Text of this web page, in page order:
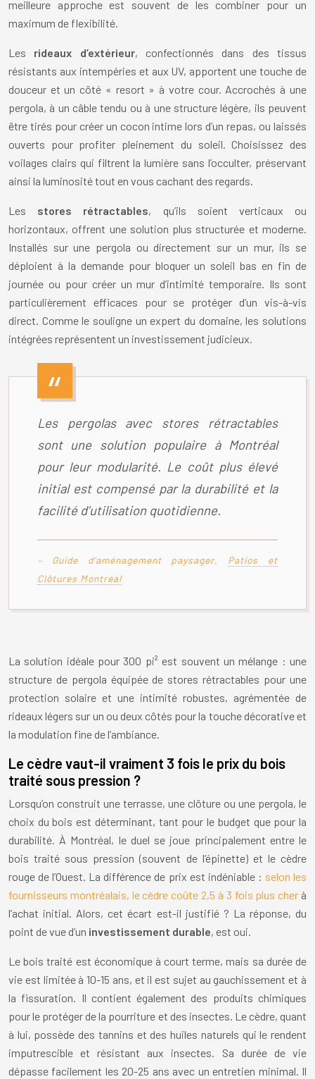
meilleure approche est souvent de les combiner pour un
maximum de flexibilité.
Les rideaux d’extérieur, confectionnés dans des tissus
résistants aux intempéries et aux UV, apportent une touche de
douceur et un côté « resort » à votre cour. Accrochés à une
pergola, à un câble tendu ou à une structure légère, ils peuvent
être tirés pour créer un cocon intime lors d’un repas, ou laissés
ouverts pour profiter pleinement du soleil. Choisissez des
voilages clairs qui filtrent la lumière sans l’occulter, préservant
ainsi la luminosité tout en vous cachant des regards.
Les stores rétractables, qu’ils soient verticaux ou
horizontaux, offrent une solution plus structurée et moderne.
Installés sur une pergola ou directement sur un mur, ils se
déploient à la demande pour bloquer un soleil bas en fin de
journée ou pour créer un mur d’intimité temporaire. Ils sont
particulièrement efficaces pour se protéger d’un vis-à-vis
direct. Comme le souligne un expert du domaine, les solutions
intégrées représentent un investissement judicieux.
Les pergolas avec stores rétractables
sont une solution populaire à Montréal
pour leur modularité. Le coût plus élevé
initial est compensé par la durabilité et la
facilité d’utilisation quotidienne.
– Guide d’aménagement paysager, Patios et
Clôtures Montréal
La solution idéale pour 300 pi² est souvent un mélange : une
structure de pergola équipée de stores rétractables pour une
protection solaire et une intimité robustes, agrémentée de
rideaux légers sur un ou deux côtés pour la touche décorative et
la modulation fine de l’ambiance.
Le cèdre vaut-il vraiment 3 fois le prix du bois
traité sous pression ?
Lorsqu’on construit une terrasse, une clôture ou une pergola, le
choix du bois est déterminant, tant pour le budget que pour la
durabilité. À Montréal, le duel se joue principalement entre le
bois traité sous pression (souvent de l’épinette) et le cèdre
rouge de l’Ouest. La différence de prix est indéniable : selon les
fournisseurs montréalais, le cèdre coûte 2,5 à 3 fois plus cher à
l’achat initial. Alors, cet écart est-il justifié ? La réponse, du
point de vue d’un investissement durable, est oui.
Le bois traité est économique à court terme, mais sa durée de
vie est limitée à 10-15 ans, et il est sujet au gauchissement et à
la fissuration. Il contient également des produits chimiques
pour le protéger de la pourriture et des insectes. Le cèdre, quant
à lui, possède des tannins et des huiles naturels qui le rendent
imputrescible et résistant aux insectes. Sa durée de vie
dépasse facilement les 20-25 ans avec un entretien minimal. Il